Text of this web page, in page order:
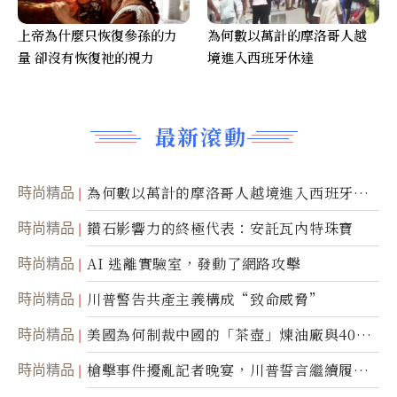
最新滾動
時尚精品
為何數以萬計的摩洛哥人越境進入西班牙休
達
時尚精品 鑽石影響力的終極代表：安託瓦內特珠寶
時尚精品 AI 逃離實驗室，發動了網路攻擊
時尚精品 川普警告共產主義構成“致命威脅”
時尚精品
美國為何制裁中國的「茶壺」煉油廠與40家
航運公司
時尚精品
槍擊事件擾亂記者晚宴，川普誓言繼續履行
上帝為什麼只恢復參孫的力
量 卻沒有恢復祂的視力
為何數以萬計的摩洛哥人越
境進入西班牙休達